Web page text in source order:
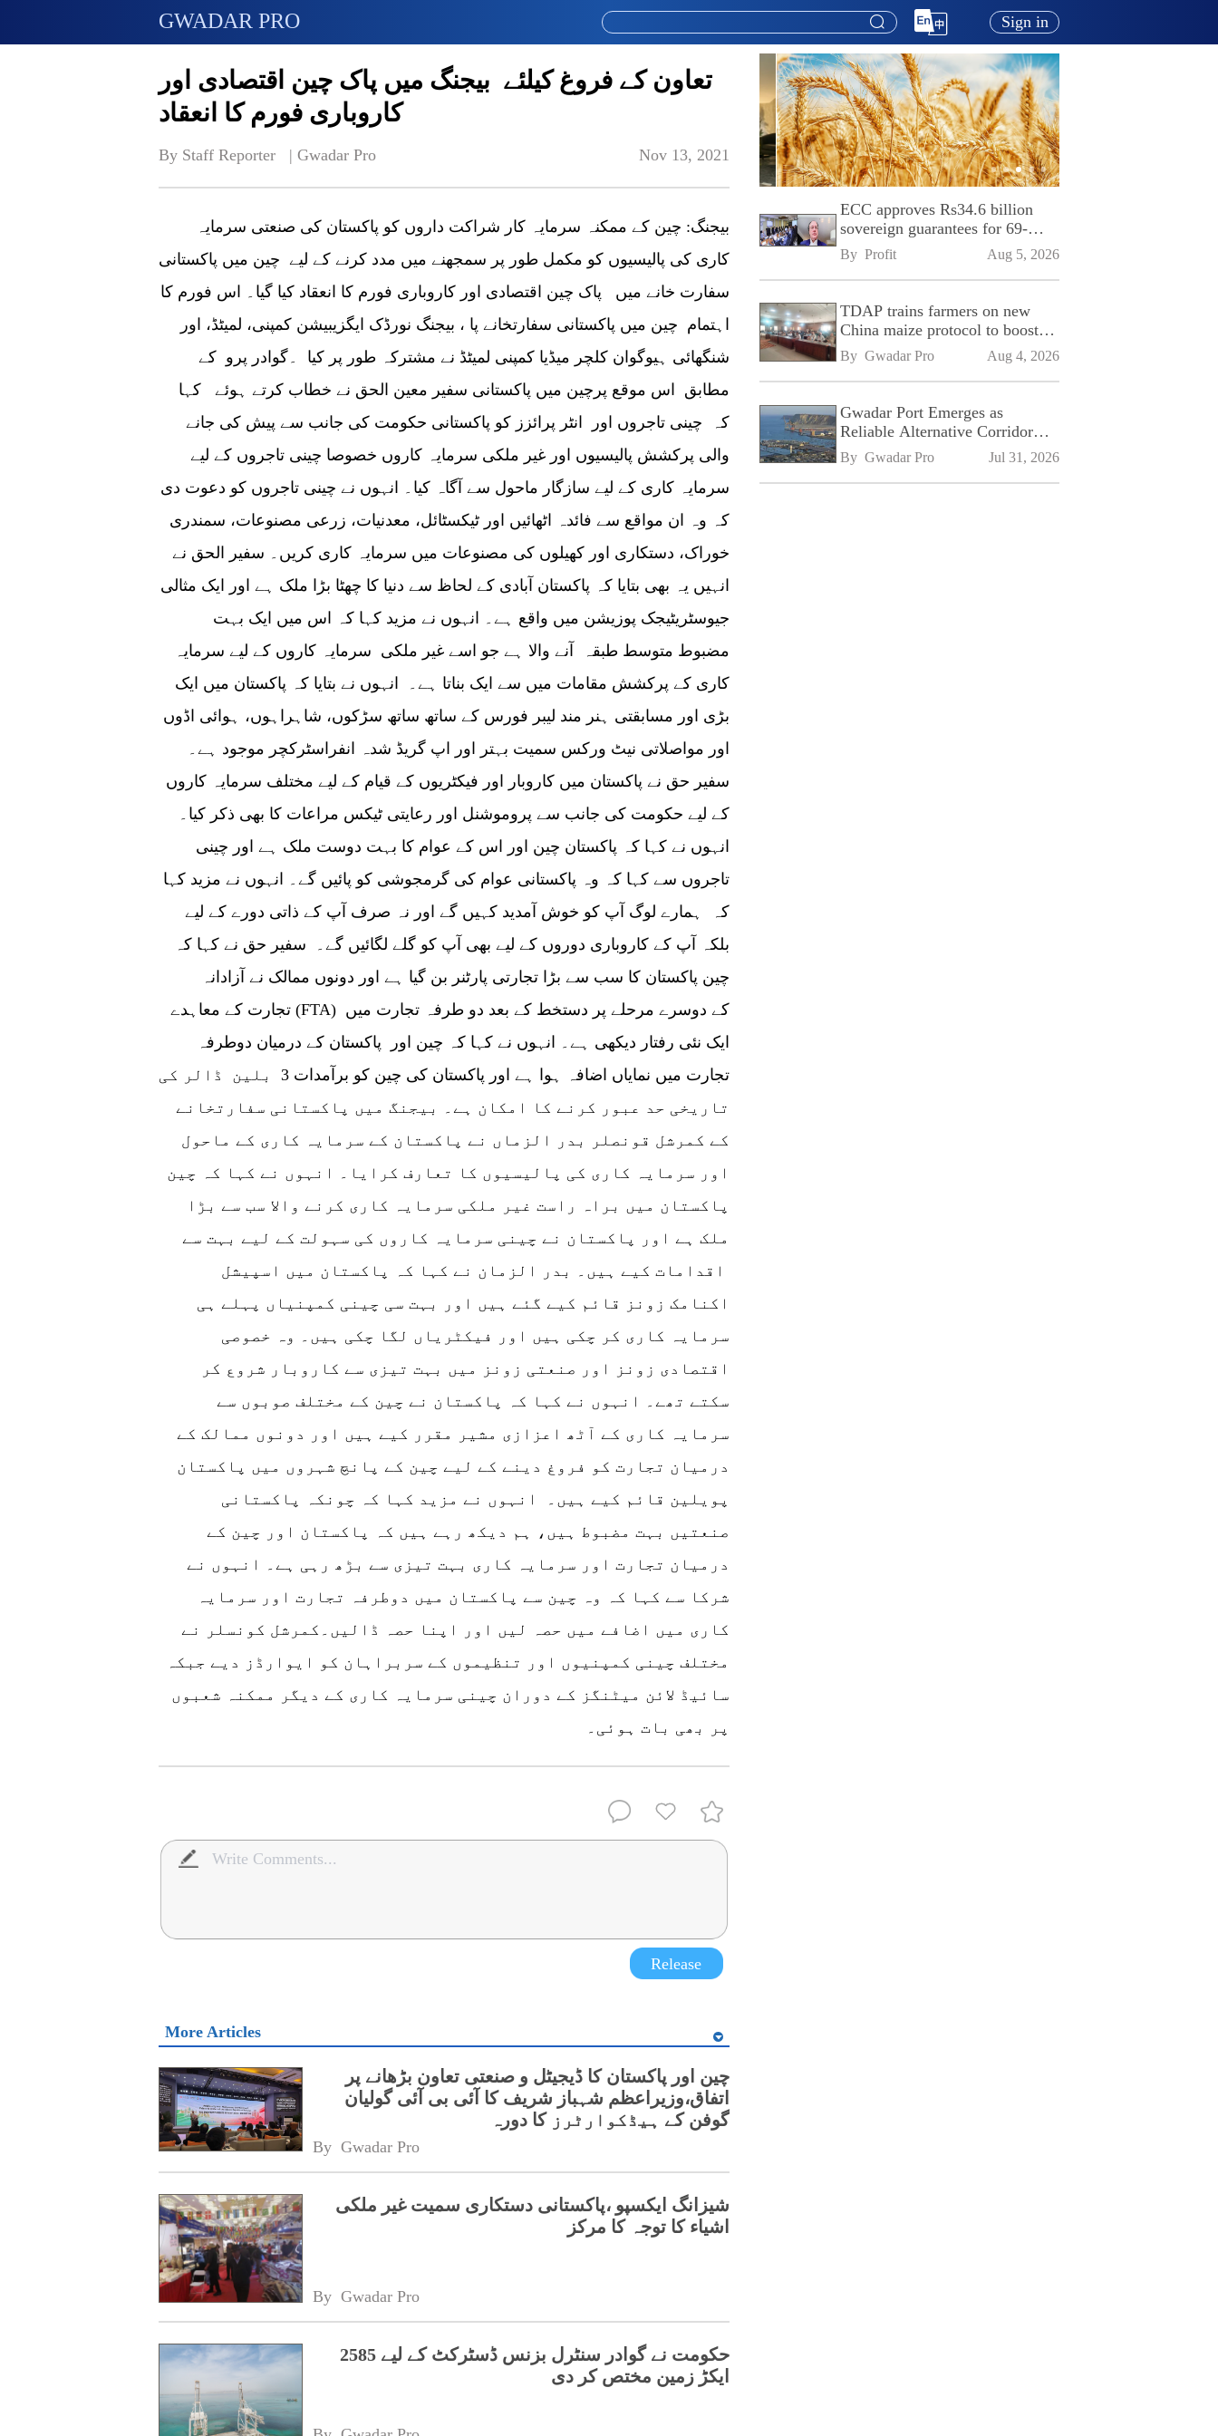
GWADAR PRO Sign in
تعاون کے فروغ کیلئے بیجنگ میں پاک چین اقتصادی اور
کاروباری فورم کا انعقاد
By Staff Reporter   | Gwadar Pro Nov 13, 2021
بیجنگ: چین کے ممکنہ سرمایہ کار شراکت داروں کو پاکستان کی صنعتی سرمایہ
کاری کی پالیسیوں کو مکمل طور پر سمجھنے میں مدد کرنے کے لیے چین میں پاکستانی
سفارت خانے میں پاک چین اقتصادی اور کاروباری فورم کا انعقاد کیا گیا۔ اس فورم کا
اہتمام چین میں پاکستانی سفارتخانے پا ، بیجنگ نورڈک ایگزیبیشن کمپنی، لمیٹڈ، اور
شنگھائی ہیوگوان کلچر میڈیا کمپنی لمیٹڈ نے مشترکہ طور پر کیا ۔گوادر پرو کے
مطابق اس موقع پرچین میں پاکستانی سفیر معین الحق نے خطاب کرتے ہوئے کہا
کہ چینی تاجروں اور انٹر پرائزز کو پاکستانی حکومت کی جانب سے پیش کی جانے
والی پرکشش پالیسیوں اور غیر ملکی سرمایہ کاروں خصوصا چینی تاجروں کے لیے
سرمایہ کاری کے لیے سازگار ماحول سے آگاہ کیا۔ انہوں نے چینی تاجروں کو دعوت دی
کہ وہ ان مواقع سے فائدہ اٹھائیں اور ٹیکسٹائل، معدنیات، زرعی مصنوعات، سمندری
خوراک، دستکاری اور کھیلوں کی مصنوعات میں سرمایہ کاری کریں۔ سفیر الحق نے
انہیں یہ بھی بتایا کہ پاکستان آبادی کے لحاظ سے دنیا کا چھٹا بڑا ملک ہے اور ایک مثالی
جیوسٹریٹیجک پوزیشن میں واقع ہے۔ انہوں نے مزید کہا کہ اس میں ایک بہت
مضبوط متوسط طبقہ آنے والا ہے جو اسے غیر ملکی سرمایہ کاروں کے لیے سرمایہ
کاری کے پرکشش مقامات میں سے ایک بناتا ہے۔ انہوں نے بتایا کہ پاکستان میں ایک
بڑی اور مسابقتی ہنر مند لیبر فورس کے ساتھ ساتھ سڑکوں، شاہراہوں، ہوائی اڈوں
اور مواصلاتی نیٹ ورکس سمیت بہتر اور اپ گریڈ شدہ انفراسٹرکچر موجود ہے۔
سفیر حق نے پاکستان میں کاروبار اور فیکٹریوں کے قیام کے لیے مختلف سرمایہ کاروں
کے لیے حکومت کی جانب سے پروموشنل اور رعایتی ٹیکس مراعات کا بھی ذکر کیا۔
انہوں نے کہا کہ پاکستان چین اور اس کے عوام کا بہت دوست ملک ہے اور چینی
تاجروں سے کہا کہ وہ پاکستانی عوام کی گرمجوشی کو پائیں گے۔ انہوں نے مزید کہا
کہ ہمارے لوگ آپ کو خوش آمدید کہیں گے اور نہ صرف آپ کے ذاتی دورے کے لیے
بلکہ آپ کے کاروباری دوروں کے لیے بھی آپ کو گلے لگائیں گے۔ سفیر حق نے کہا کہ
چین پاکستان کا سب سے بڑا تجارتی پارٹنر بن گیا ہے اور دونوں ممالک نے آزادانہ
تجارت کے معاہدے (FTA) کے دوسرے مرحلے پر دستخط کے بعد دو طرفہ تجارت میں
ایک نئی رفتار دیکھی ہے۔ انہوں نے کہا کہ چین اور پاکستان کے درمیان دوطرفہ
تجارت میں نمایاں اضافہ ہوا ہے اور پاکستان کی چین کو برآمدات 3 بلین ڈالر کی
تاریخی حد عبور کرنے کا امکان ہے۔ بیجنگ میں پاکستانی سفارتخانے
کے کمرشل قونصلر بدر الزماں نے پاکستان کے سرمایہ کاری کے ماحول
اور سرمایہ کاری کی پالیسیوں کا تعارف کرایا۔ انہوں نے کہا کہ چین
پاکستان میں براہ راست غیر ملکی سرمایہ کاری کرنے والا سب سے بڑا
ملک ہے اور پاکستان نے چینی سرمایہ کاروں کی سہولت کے لیے بہت سے
اقدامات کیے ہیں۔ بدر الزمان نے کہا کہ پاکستان میں اسپیشل
اکنامک زونز قائم کیے گئے ہیں اور بہت سی چینی کمپنیاں پہلے ہی
سرمایہ کاری کر چکی ہیں اور فیکٹریاں لگا چکی ہیں۔ وہ خصوصی
اقتصادی زونز اور صنعتی زونز میں بہت تیزی سے کاروبار شروع کر
سکتے تھے۔ انہوں نے کہا کہ پاکستان نے چین کے مختلف صوبوں سے
سرمایہ کاری کے آٹھ اعزازی مشیر مقرر کیے ہیں اور دونوں ممالک کے
درمیان تجارت کو فروغ دینے کے لیے چین کے پانچ شہروں میں پاکستان
پویلین قائم کیے ہیں۔ انہوں نے مزید کہا کہ چونکہ پاکستانی
صنعتیں بہت مضبوط ہیں، ہم دیکھ رہے ہیں کہ پاکستان اور چین کے
درمیان تجارت اور سرمایہ کاری بہت تیزی سے بڑھ رہی ہے۔ انہوں نے
شرکا سے کہا کہ وہ چین سے پاکستان میں دوطرفہ تجارت اور سرمایہ
کاری میں اضافے میں حصہ لیں اور اپنا حصہ ڈالیں۔کمرشل کونسلر نے
مختلف چینی کمپنیوں اور تنظیموں کے سربراہان کو ایوارڈز دیے جبکہ
سائیڈ لائن میٹنگز کے دوران چینی سرمایہ کاری کے دیگر ممکنہ شعبوں
پر بھی بات ہوئی۔
Release
More Articles
چین اور پاکستان کا ڈیجیٹل و صنعتی تعاون بڑھانے پر
اتفاق،وزیراعظم شہباز شریف کا آئی بی آئی گولیان
گوفن کے ہیڈکوارٹرز کا دورہ
By Gwadar Pro
شیزانگ ایکسپو ،پاکستانی دستکاری سمیت غیر ملکی
اشیاء کا توجہ کا مرکز
By Gwadar Pro
حکومت نے گوادر سنٹرل بزنس ڈسٹرکٹ کے لیے 2585
ایکڑ زمین مختص کر دی
ECC approves Rs34.6 billion
sovereign guarantees for 69-
kilometre Sialkot-Kharian
Motorway
By Profit Aug 5, 2026
TDAP trains farmers on new
China maize protocol to boost
exports
By Gwadar Pro Aug 4, 2026
Gwadar Port Emerges as
Reliable Alternative Corridor
Amid Shifting Global Supply
Chains
By Gwadar Pro Jul 31, 2026